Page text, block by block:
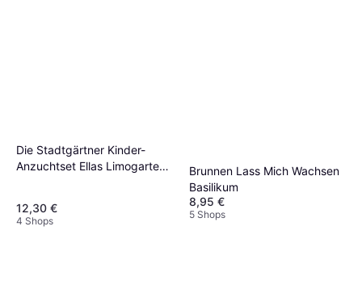
Die Stadtgärtner Kinder-
Anzuchtset Ellas Limogarten
12,30 €
4 Shops
Brunnen Lass Mich Wachsen
Basilikum
8,95 €
5 Shops